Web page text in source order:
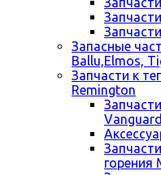
Запасные
Ballu,Elmos,
Запчасти к
Remington
горения